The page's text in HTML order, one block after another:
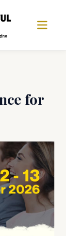
for